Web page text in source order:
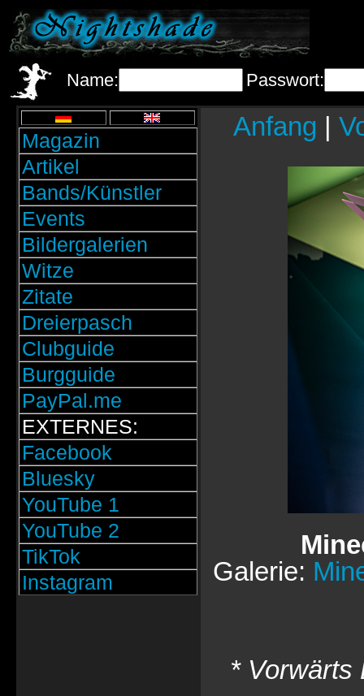
Name: Passwort:
Magazin
Artikel
Bands/Künstler
Events
Bildergalerien
Witze
Zitate
Dreierpasch
Clubguide
Burgguide
PayPal.me
EXTERNES:
Facebook
Bluesky
YouTube 1
YouTube 2
TikTok
Instagram
Anfang |
Galerie:
* Vorwärts